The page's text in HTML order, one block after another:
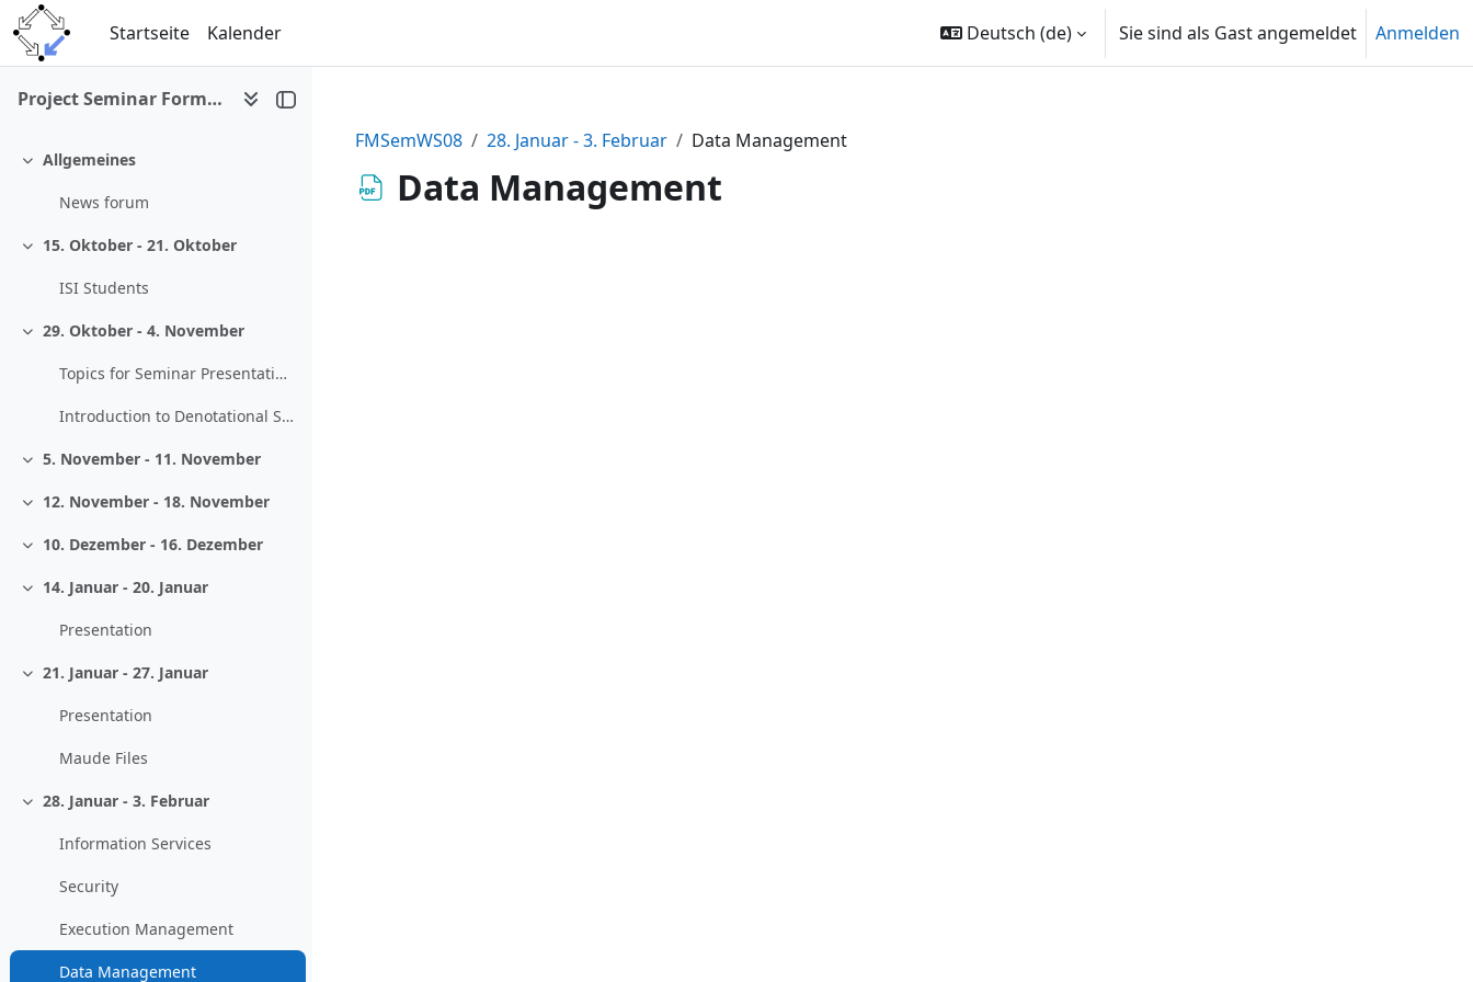
Zum Hauptinhalt
Startseite
Kalender Deutsch ‎(de)‎ Sie sind als Gast angemeldet Anmelden
Project Seminar Formal Methods in Computer Science (WS 2008/09)
Einklappen
Allgemeines
News forum
Einklappen
15. Oktober - 21. Oktober
ISI Students
Einklappen
29. Oktober - 4. November
Topics for Seminar Presentations
Introduction to Denotational Semantics
Einklappen
5. November - 11. November
Einklappen
12. November - 18. November
Einklappen
10. Dezember - 16. Dezember
Einklappen
14. Januar - 20. Januar
Presentation
Einklappen
21. Januar - 27. Januar
Presentation
Maude Files
Einklappen
28. Januar - 3. Februar
Information Services
Security
Execution Management
Data Management
FMSemWS08 28. Januar - 3. Februar Data Management
Data Management